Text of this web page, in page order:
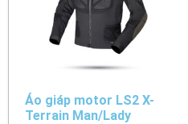
Áo giáp motor LS2 X-
Terrain Man/Lady